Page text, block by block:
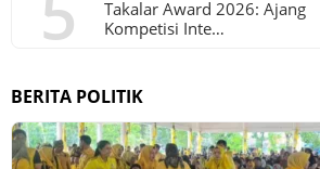
Takalar Award 2026: Ajang
Kompetisi Inte…
BERITA POLITIK